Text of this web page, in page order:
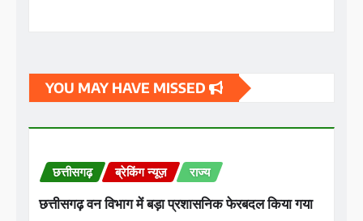
YOU MAY HAVE MISSED
छत्तीसगढ़ ब्रेकिंग न्यूज़ राज्य
छत्तीसगढ़ वन विभाग में बड़ा प्रशासनिक फेरबदल किया गया